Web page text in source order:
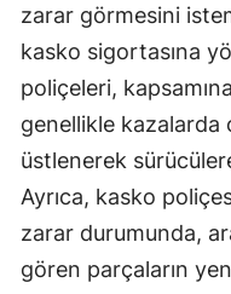
zarar görmesini
kasko sigortasına
poliçeleri,
genellikle kazalarda
üstlenerek
Ayrıca, kasko
zarar durumunda,
gören parçaların